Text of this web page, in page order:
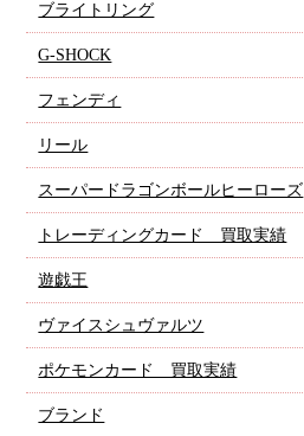
ブライトリング
G-SHOCK
フェンディ
リール
スーパードラゴンボールヒーローズ
トレーディングカード 買取実績
遊戯王
ヴァイスシュヴァルツ
ポケモンカード 買取実績
ブランド